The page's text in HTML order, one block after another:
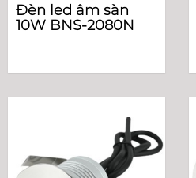
Đèn led âm sàn
10W BNS-2080N